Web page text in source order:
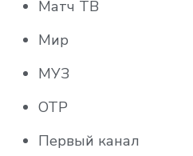
Матч ТВ
Мир
МУЗ
ОТР
Первый канал